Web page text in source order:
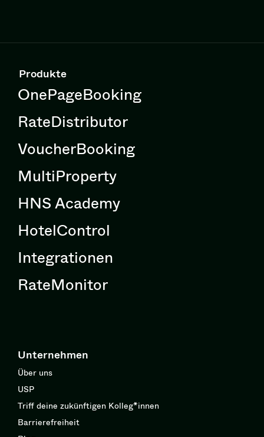
Produkte
OnePageBooking
RateDistributor
VoucherBooking
MultiProperty
HNS Academy
HotelControl
Integrationen
RateMonitor
Unternehmen
Über uns
USP
Triff deine zukünftigen Kolleg*innen
Barrierefreiheit